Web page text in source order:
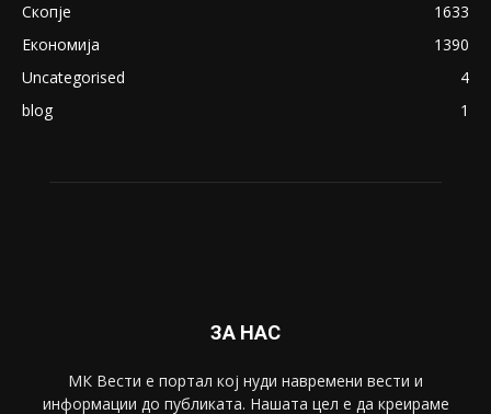
Скопје
1633
Економија
1390
Uncategorised
4
blog
1
ЗА НАС
МК Вести е портал коj нуди навремени вести и
информации до публиката. Нашата цел е да креираме